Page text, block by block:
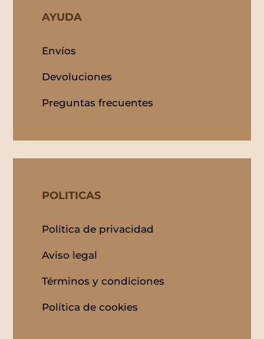
AYUDA
Envíos
Devoluciones
Preguntas frecuentes
POLITICAS
Política de privacidad
Aviso legal
Términos y condiciones
Política de cookies